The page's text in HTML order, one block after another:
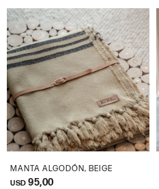
MANTA ALGODÓN, BEIGE
USD 95,00